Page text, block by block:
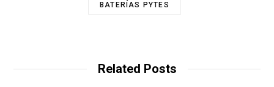
BATERÍAS PYTES
Related Posts